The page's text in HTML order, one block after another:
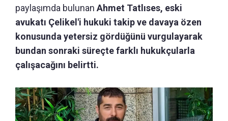
paylaşımda bulunan Ahmet Tatlıses, eski
avukatı Çelikel'i hukuki takip ve davaya özen
konusunda yetersiz gördüğünü vurgulayarak
bundan sonraki süreçte farklı hukukçularla
çalışacağını belirtti.